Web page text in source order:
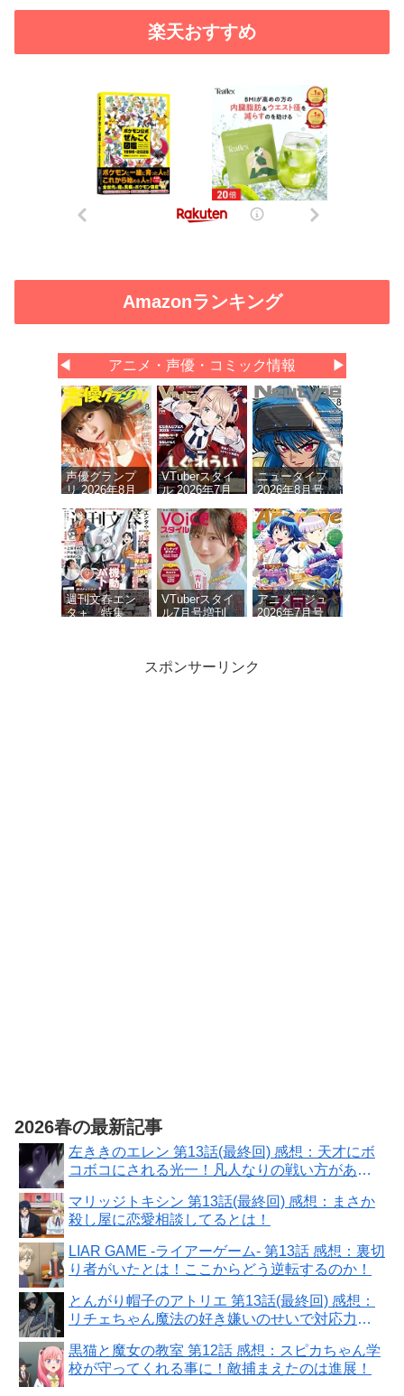
楽天おすすめ
Amazonランキング
◀ アニメ・声優・コミック情報 ▶
声優グランプ
リ 2026年8月
VTuberスタイ
ル 2026年7月
ニュータイプ
2026年8月号
週刊文春エン
タ＋ 特集
VTuberスタイ
ル7月号増刊
アニメージュ
2026年7月号
スポンサーリンク
2026春の最新記事
左ききのエレン 第13話(最終回) 感想：天才にボ
コボコにされる光一！凡人なりの戦い方があ
マリッジトキシン 第13話(最終回) 感想：まさか
殺し屋に恋愛相談してるとは！
LIAR GAME -ライアーゲーム- 第13話 感想：裏切
り者がいたとは！ここからどう逆転するのか！
とんがり帽子のアトリエ 第13話(最終回) 感想：
リチェちゃん魔法の好き嫌いのせいで対応力に
黒猫と魔女の教室 第12話 感想：スピカちゃん学
校が守ってくれる事に！敵捕まえたのは進展！